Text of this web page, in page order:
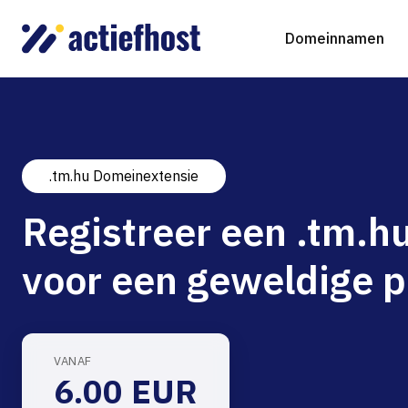
Domeinnamen
Domeinnaam registreren
Domeinnaam verhuizen
gTLD-extensies
Webhosting
NGINX Hosting
Virtual Servers
Beheerde Cloud Virtuele Server
.tm.hu Domeinextensie
Registreer een
voor een geweldige
VANAF
6.00 EUR